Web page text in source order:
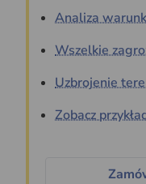
Analiza
Wszelkie
Uzbrojenie
Zobacz